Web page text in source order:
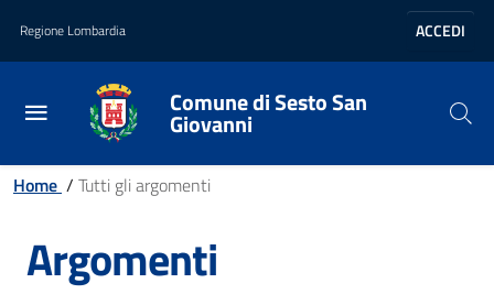
Vai al contenuto principale
Vai al footer
Regione Lombardia ACCEDI
Comune di Sesto San
Giovanni
Home / Tutti gli argomenti
Argomenti